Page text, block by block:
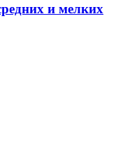
и мелких